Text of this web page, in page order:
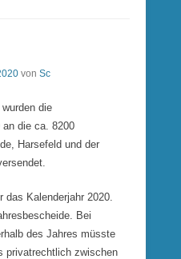
von Sc
die
an die ca. 8200
Harsefeld und der
das Kalenderjahr 2020.
Bei
des Jahres müsste
privatrechtlich zwischen